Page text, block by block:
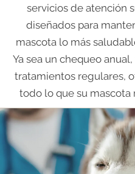
servicios de atención
diseñados para
mascota lo más
Ya sea un chequeo
tratamientos regulares,
todo lo que su mascota